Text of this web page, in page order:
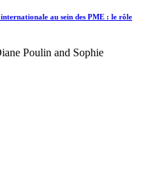
au sein des PME : le rôle
Poulin and Sophie